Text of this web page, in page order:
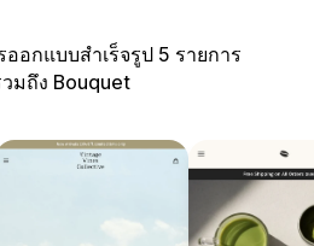
อกแบบสำเร็จรูป 5 รายการ
มถึง Bouquet